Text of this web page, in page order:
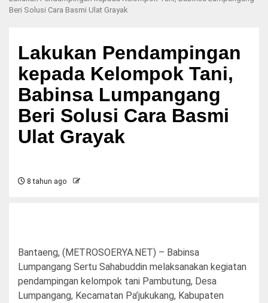
Beri Solusi Cara Basmi Ulat Grayak
Lakukan Pendampingan
kepada Kelompok Tani,
Babinsa Lumpangang
Beri Solusi Cara Basmi
Ulat Grayak
8 tahun ago
Bantaeng, (METROSOERYA.NET) – Babinsa
Lumpangang Sertu Sahabuddin melaksanakan kegiatan
pendampingan kelompok tani Pambutung, Desa
Lumpangang, Kecamatan Pa’jukukang, Kabupaten